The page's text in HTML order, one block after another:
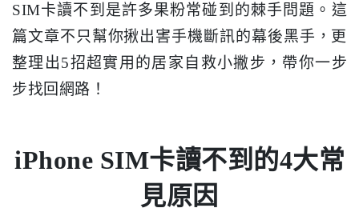
SIM卡讀不到是許多果粉常碰到的棘手問題。這
篇文章不只幫你揪出害手機斷訊的幕後黑手，更
整理出5招超實用的居家自救小撇步，帶你一步
步找回網路！
iPhone SIM卡讀不到的4大常
見原因